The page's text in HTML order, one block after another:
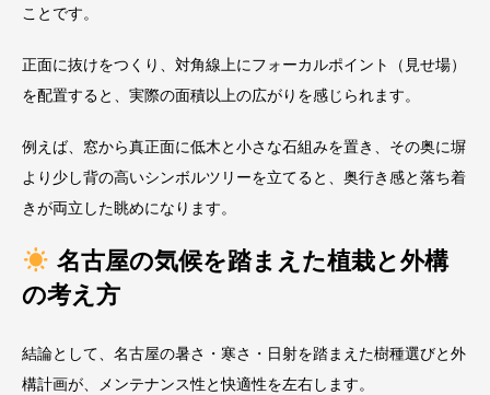
ことです。
正面に抜けをつくり、対角線上にフォーカルポイント（見せ場）
を配置すると、実際の面積以上の広がりを感じられます。
例えば、窓から真正面に低木と小さな石組みを置き、その奥に塀
より少し背の高いシンボルツリーを立てると、奥行き感と落ち着
きが両立した眺めになります。
名古屋の気候を踏まえた植栽と外構
の考え方
結論として、名古屋の暑さ・寒さ・日射を踏まえた樹種選びと外
構計画が、メンテナンス性と快適性を左右します。